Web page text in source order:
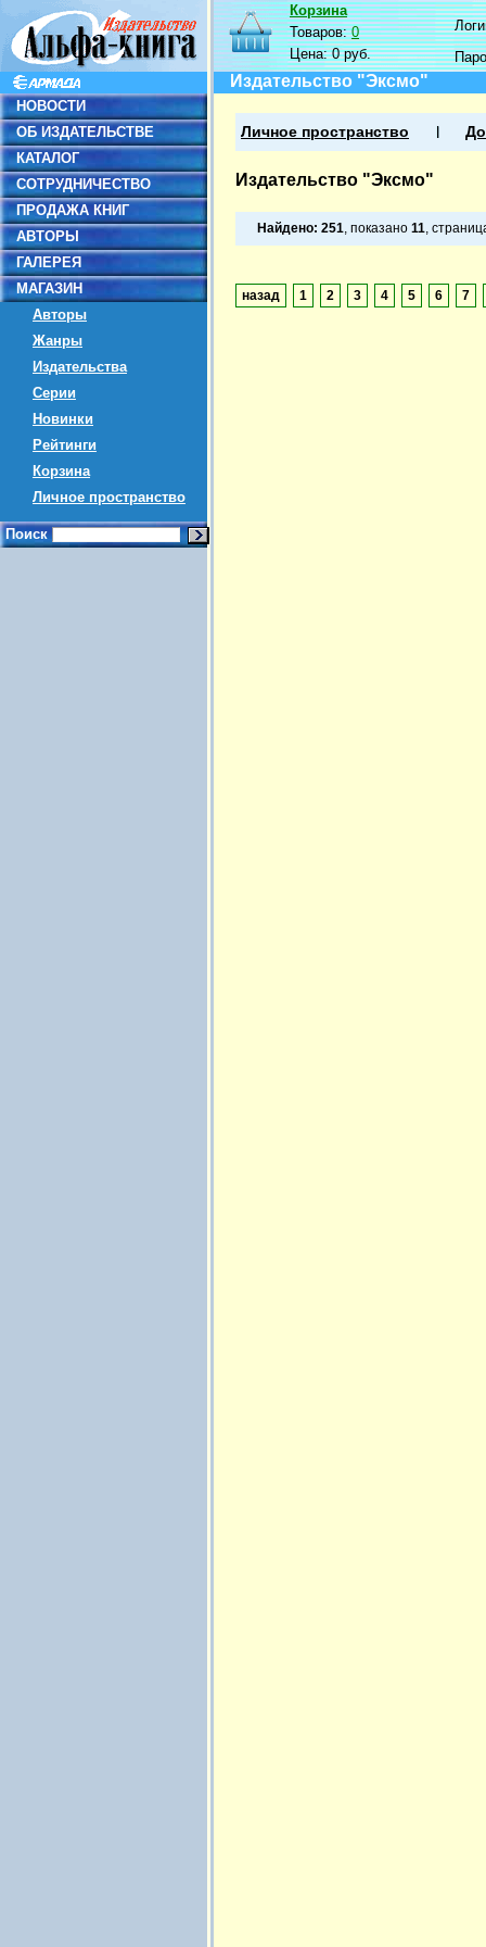
НОВОСТИ
ОБ ИЗДАТЕЛЬСТВЕ
КАТАЛОГ
СОТРУДНИЧЕСТВО
ПРОДАЖА КНИГ
АВТОРЫ
ГАЛЕРЕЯ
МАГАЗИН
Авторы
Жанры
Издательства
Серии
Новинки
Рейтинги
Корзина
Личное пространство
Поиск
Корзина
Товаров:0
Цена:0 руб.
Издательство "Эксмо"
Личное пространство
Издательство "Эксмо"
Найдено: 251, показано 11,
назад 1 2 3 4 5 6 7